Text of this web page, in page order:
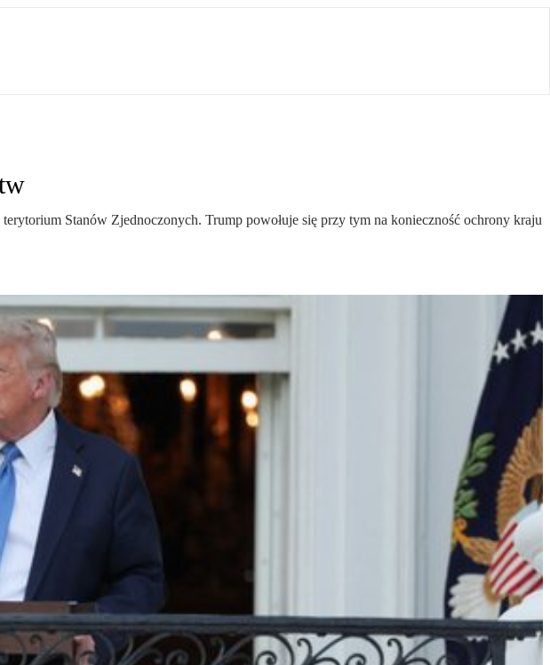
Stanów Zjednoczonych. Trump powołuje się przy tym na konieczność ochrony kraju